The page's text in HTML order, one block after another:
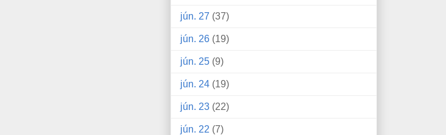
jún. 27 (37)
jún. 26 (19)
jún. 25 (9)
jún. 24 (19)
jún. 23 (22)
jún. 22 (7)